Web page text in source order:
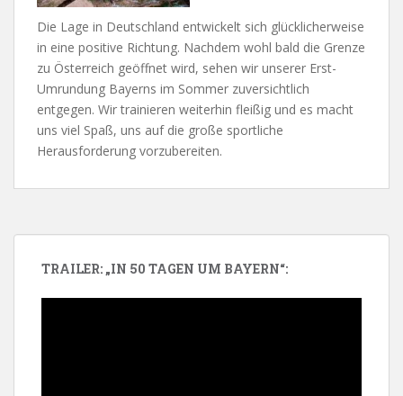
Die Lage in Deutschland entwickelt sich glücklicherweise
in eine positive Richtung. Nachdem wohl bald die Grenze
zu Österreich geöffnet wird, sehen wir unserer Erst-
Umrundung Bayerns im Sommer zuversichtlich
entgegen. Wir trainieren weiterhin fleißig und es macht
uns viel Spaß, uns auf die große sportliche
Herausforderung vorzubereiten.
TRAILER: „IN 50 TAGEN UM BAYERN“: